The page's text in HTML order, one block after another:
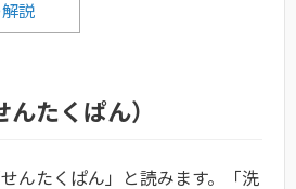
説
たくぱん）
んたくぱん」と読みます。「洗